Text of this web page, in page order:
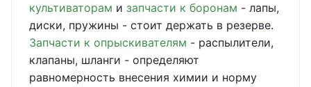
культиваторам и запчасти к боронам - лапы,
диски, пружины - стоит держать в резерве.
Запчасти к опрыскивателям - распылители,
клапаны, шланги - определяют
равномерность внесения химии и норму